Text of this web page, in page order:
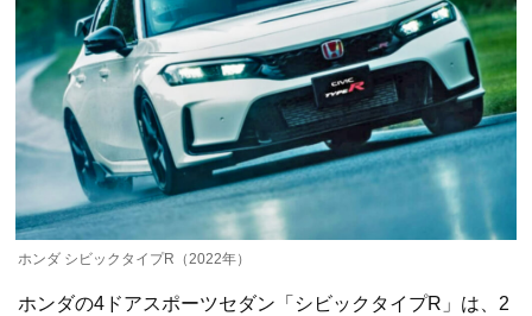
ホンダ シビックタイプR（2022年）
ホンダの4ドアスポーツセダン「シビックタイプR」は、2